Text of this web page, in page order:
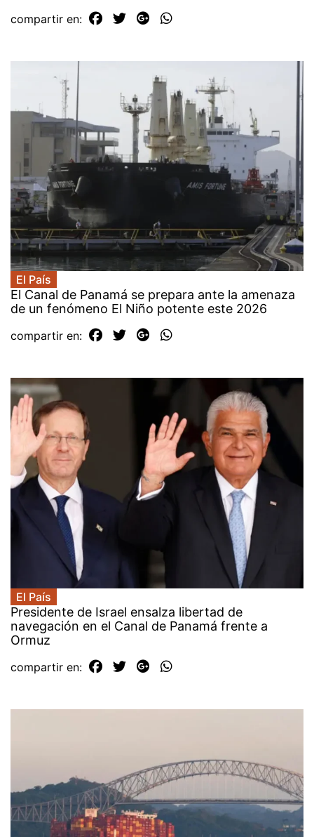
compartir en:
El País
El Canal de Panamá se prepara ante la amenaza
de un fenómeno El Niño potente este 2026
compartir en:
El País
Presidente de Israel ensalza libertad de
navegación en el Canal de Panamá frente a
Ormuz
compartir en: